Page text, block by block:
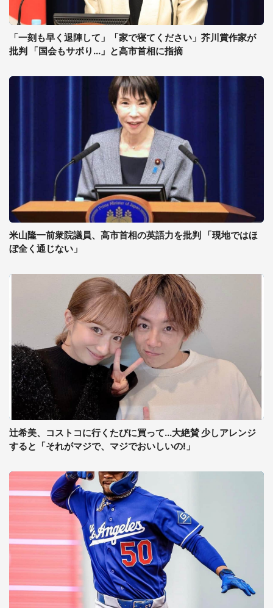
「一刻も早く退陣して」「家で寝てください」芥川賞作家が
批判 「国会もサボり...」と高市首相に指摘
米山隆一前衆院議員、高市首相の英語力を批判 「現地ではほ
ぼ全く通じない」
辻希美、コストコに行くたびに買って...大絶賛 少しアレンジ
すると「それがマジで、マジでおいしいの!」